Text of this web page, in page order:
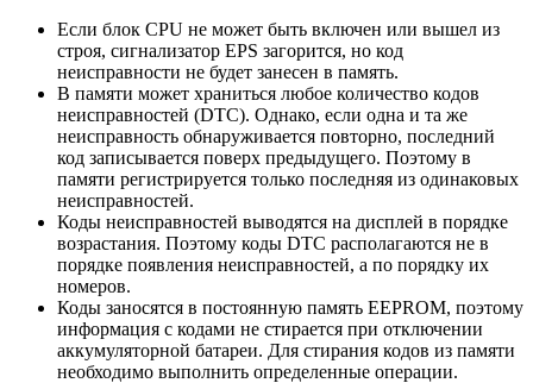
Если блок CPU не может быть включен или вышел из
строя, сигнализатор EPS загорится, но код
неисправности не будет занесен в память.
В памяти может храниться любое количество кодов
неисправностей (DTC). Однако, если одна и та же
неисправность обнаруживается повторно, последний
код записывается поверх предыдущего. Поэтому в
памяти регистрируется только последняя из одинаковых
неисправностей.
Коды неисправностей выводятся на дисплей в порядке
возрастания. Поэтому коды DTC располагаются не в
порядке появления неисправностей, а по порядку их
номеров.
Коды заносятся в постоянную память EEPROM, поэтому
информация с кодами не стирается при отключении
аккумуляторной батареи. Для стирания кодов из памяти
необходимо выполнить определенные операции.